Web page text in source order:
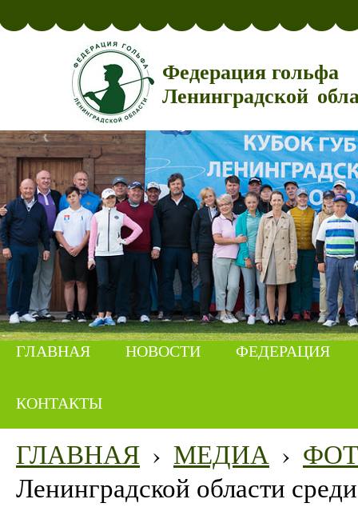
Федерация гольфа
Ленинградской
ГЛАВНАЯ НОВОСТИ ФЕДЕРАЦИЯ
КОНТАКТЫ
ГЛАВНАЯ › МЕДИА ›
Ленинградской области